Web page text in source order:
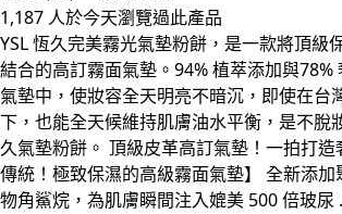
1,187 人於今天瀏覽過此產品
YSL 恆久完美霧光氣墊粉餅，是一款將頂級
結合的高訂霧面氣墊。94% 植萃添加與78%
氣墊中，使妝容全天明亮不暗沉，即使在台
下，也能全天候維持肌膚油水平衡，是不脫
久氣墊粉餅。 頂級皮革高訂氣墊！一拍打造
傳統！極致保濕的高級霧面氣墊】 全新添
物角鯊烷，為肌膚瞬間注入媲美 500 倍玻尿